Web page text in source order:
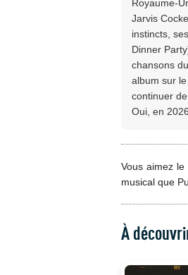
Royaume-
Jarvis
instincts,
Dinner
chansons
album sur
continuer
Oui, en
Vous aimez
musical que
À